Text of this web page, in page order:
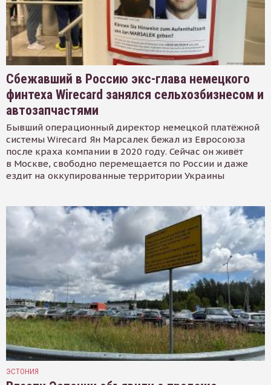
Сбежавший в Россию экс-глава немецкого
финтеха Wirecard занялся сельхозбизнесом и
автозапчастями
Бывший операционный директор немецкой платёжной
системы Wirecard Ян Марсалек бежал из Евросоюза
после краха компании в 2020 году. Сейчас он живёт
в Москве, свободно перемещается по России и даже
ездит на оккупированные территории Украины
ЭСТОНИЯ